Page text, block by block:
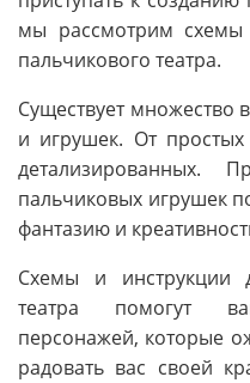
мы рассмотрим схемы
пальчикового театра.
Существует множество
и игрушек. От
детализированных.
пальчиковых игрушек
фантазию и
Схемы и инструкции
театра помогут
персонажей, которые
радовать вас своей